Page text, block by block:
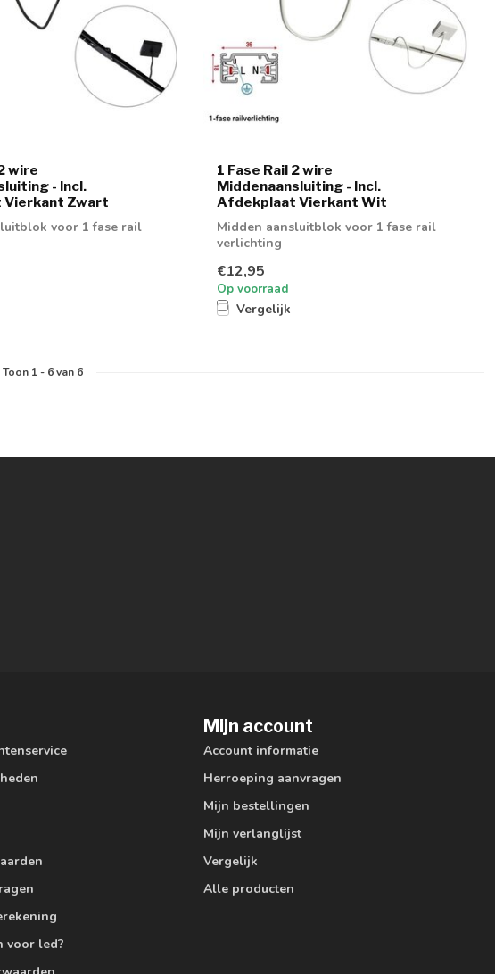
wire
- Incl.
Zwart
voor 1 fase rail
1 Fase Rail 2 wire
Middenaansluiting - Incl.
Afdekplaat Vierkant Wit
Midden aansluitblok voor 1 fase rail
verlichting
€12,95
Op voorraad
Vergelijk
Toon 1- 6van 6
voor led?
Mijn account
Account informatie
Herroeping aanvragen
Mijn bestellingen
Mijn verlanglijst
Vergelijk
Alle producten